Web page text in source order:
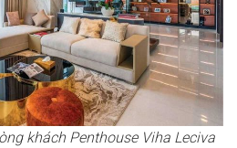
khách Penthouse Viha Leciva